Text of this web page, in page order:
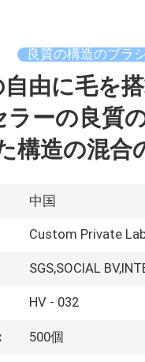
良質の構造のブラ
由に毛を
ラーの良質
構造の混合
中国
Custom Private
SGS,SOCIAL
HV - 032
500個